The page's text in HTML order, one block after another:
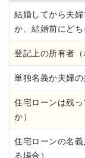
結婚してから夫
か、結婚前にど
登記上の所有者
単独名義か夫婦
住宅ローンは残
か）
住宅ローンの名
る場合）